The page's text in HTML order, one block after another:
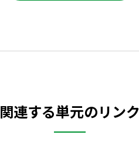
関連する単元のリンク